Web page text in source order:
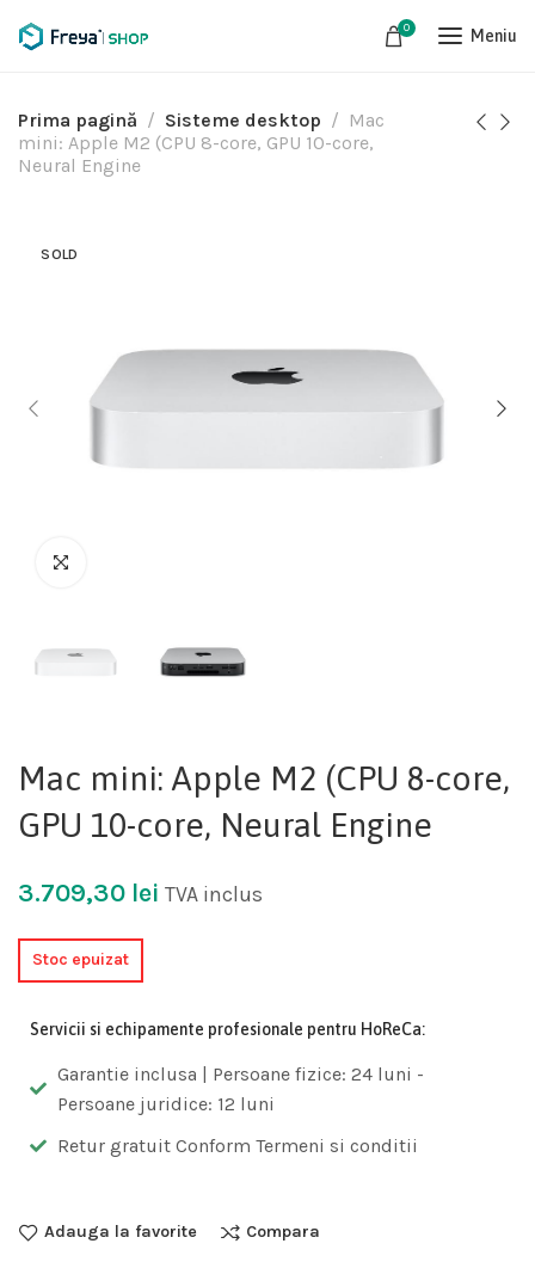
0 Meniu
Prima pagină Sisteme desktop
Mac
mini: Apple M2 (CPU 8-core, GPU 10-core,
Neural Engine
SOLD
Mac mini: Apple M2 (CPU 8-core,
GPU 10-core, Neural Engine
3.709,30 lei TVA inclus
Stoc epuizat
Servicii si echipamente profesionale pentru HoReCa:
Garantie inclusa | Persoane fizice: 24 luni -
Persoane juridice: 12 luni
Retur gratuit Conform Termeni si conditii
Adauga la favorite Compara